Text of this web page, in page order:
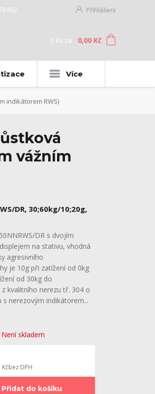
Přihlášení
662
0 ks za 0,00 Kč
Více
indikátorem RWS)
vážním
DR, 30;60kg/10;20g,
DR s dvojím
na stativu, vhodná
agresivního
je 10g při zatížení od 0kg
od 30kg do
kvalitního nerezu tř. 304 o
nerezovým indikátorem...
Není skladem
Kčbez DPH
Přidat do košíku